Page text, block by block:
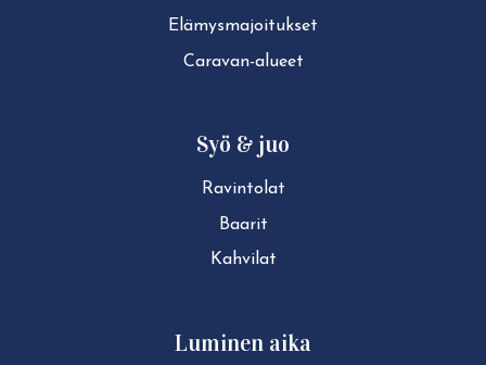
Elä­mys­ma­joi­tuk­set
Caravan-alueet
Syö & juo
Ravintolat
Baarit
Kahvilat
Luminen aika